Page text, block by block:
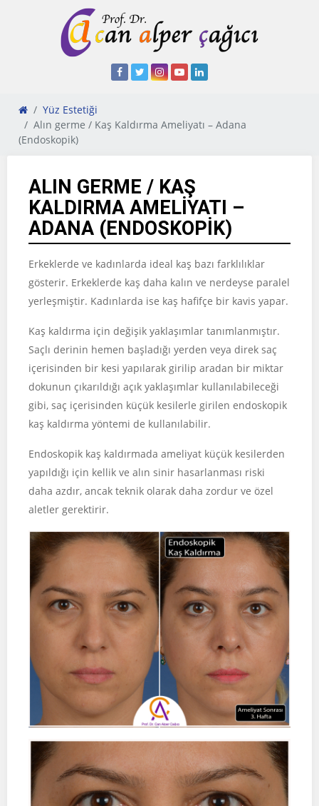
Yüz Estetiği
Alın germe / Kaş Kaldırma Ameliyatı – Adana
(Endoskopik)
ALIN GERME / KAŞ
KALDIRMA AMELIYATI –
ADANA (ENDOSKOPIK)
Erkeklerde ve kadınlarda ideal kaş bazı farklılıklar
gösterir. Erkeklerde kaş daha kalın ve nerdeyse paralel
yerleşmiştir. Kadınlarda ise kaş hafifçe bir kavis yapar.
Kaş kaldırma için değişik yaklaşımlar tanımlanmıştır.
Saçlı derinin hemen başladığı yerden veya direk saç
içerisinden bir kesi yapılarak girilip aradan bir miktar
dokunun çıkarıldığı açık yaklaşımlar kullanılabileceği
gibi, saç içerisinden küçük kesilerle girilen endoskopik
kaş kaldırma yöntemi de kullanılabilir.
Endoskopik kaş kaldırmada ameliyat küçük kesilerden
yapıldığı için kellik ve alın sinir hasarlanması riski
daha azdır, ancak teknik olarak daha zordur ve özel
aletler gerektirir.